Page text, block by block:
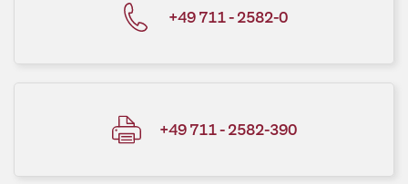
+49 711 - 2582-0
+49 711 - 2582-390